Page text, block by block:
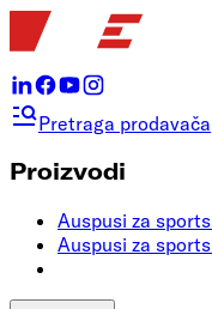
Pretraga prodavača
Proizvodi
Auspusi za
Auspusi za